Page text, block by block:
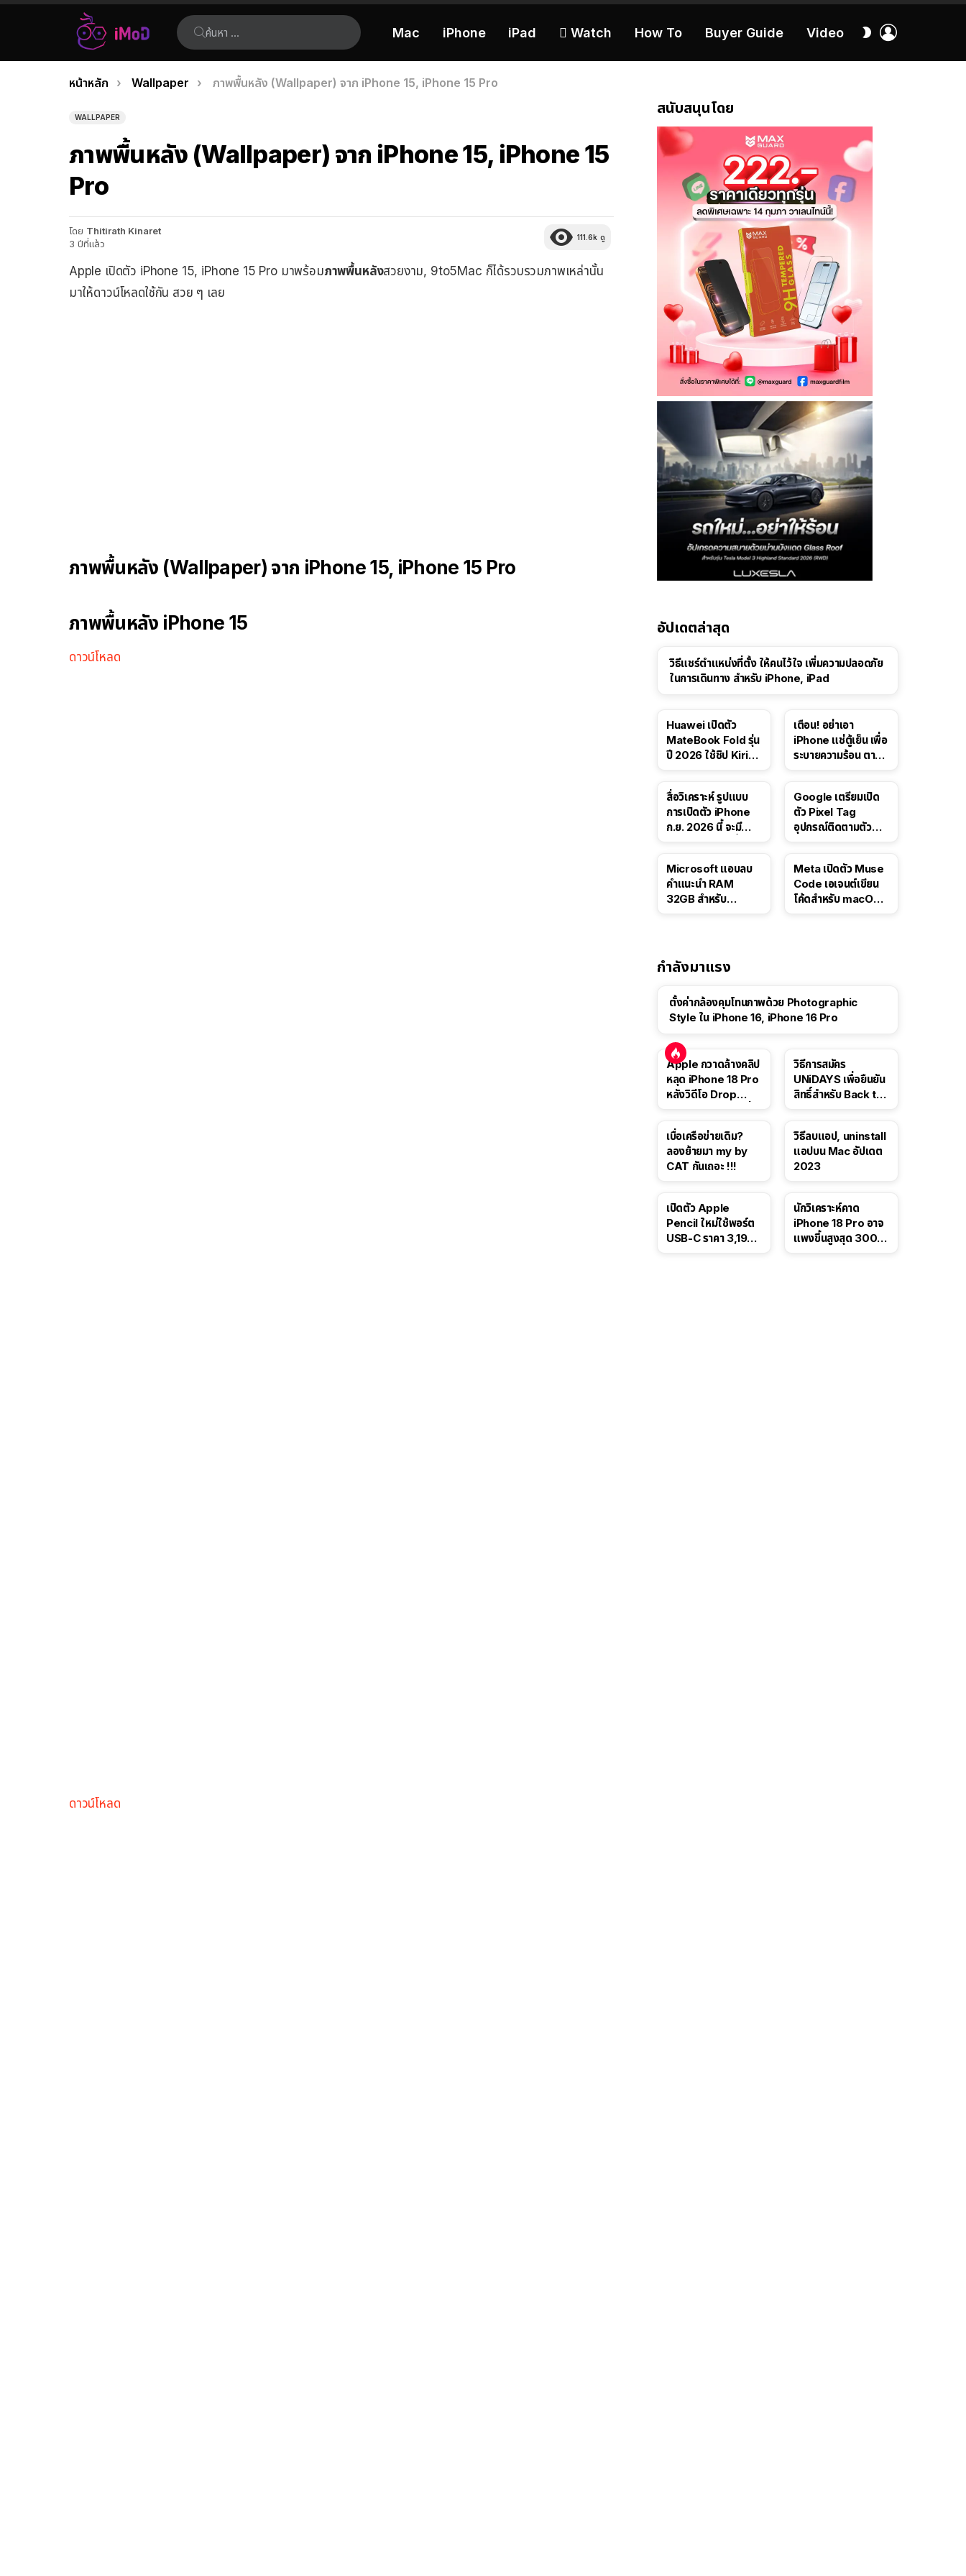
ค้นหา:
Mac iPhone iPad  Watch How To Buyer Guide Video
สลับ
เรื่อง
ล่าสุด
คุณอยู่ที่นี่:
หน้าหลัก Wallpaper ภาพพื้นหลัง (Wallpaper) จาก iPhone 15, iPhone 15 Pro
WALLPAPER
ภาพพื้นหลัง (Wallpaper) จาก iPhone 15, iPhone 15
Pro
โดย Thitirath Kinaret
3 ปีที่แล้ว
111.6k ดู
Apple เปิดตัว iPhone 15, iPhone 15 Pro มาพร้อมภาพพื้นหลังสวยงาม, 9to5Mac ก็ได้รวบรวมภาพเหล่านั้น
มาให้ดาวน์โหลดใช้กัน สวย ๆ เลย
ภาพพื้นหลัง (Wallpaper) จาก iPhone 15, iPhone 15 Pro
ภาพพื้นหลัง iPhone 15
ดาวน์โหลด
ดาวน์โหลด
สนับสนุนโดย
อัปเดตล่าสุด
วิธีแชร์ตำแหน่งที่ตั้ง ให้คนไว้ใจ เพิ่มความปลอดภัย
ในการเดินทาง สำหรับ iPhone, iPad
Huawei เปิดตัว
MateBook Fold รุ่น
ปี 2026 ใช้ชิป Kirin
เตือน! อย่าเอา
iPhone แช่ตู้เย็น เพื่อ
ระบายความร้อน ตาม
สื่อวิเคราะห์ รูปแบบ
การเปิดตัว iPhone
ก.ย. 2026 นี้ จะมี
Google เตรียมเปิด
ตัว Pixel Tag
อุปกรณ์ติดตามตัว
Microsoft แอบลบ
คำแนะนำ RAM
32GB สำหรับ
Meta เปิดตัว Muse
Code เอเจนต์เขียน
โค้ดสำหรับ macOS
กำลังมาแรง
ตั้งค่ากล้องคุมโทนภาพด้วย Photographic
Style ใน iPhone 16, iPhone 16 Pro
Apple กวาดล้างคลิป
หลุด iPhone 18 Pro
หลังวิดีโอ Drop
วิธีการสมัคร
UNiDAYS เพื่อยืนยัน
สิทธิ์สำหรับ Back to
เบื่อเครือข่ายเดิม?
ลองย้ายมา my by
CAT กันเถอะ !!!
วิธีลบแอป, uninstall
แอปบน Mac อัปเดต
2023
เปิดตัว Apple
Pencil ใหม่ใช้พอร์ต
USB-C ราคา 3,190
นักวิเคราะห์คาด
iPhone 18 Pro อาจ
แพงขึ้นสูงสุด 300